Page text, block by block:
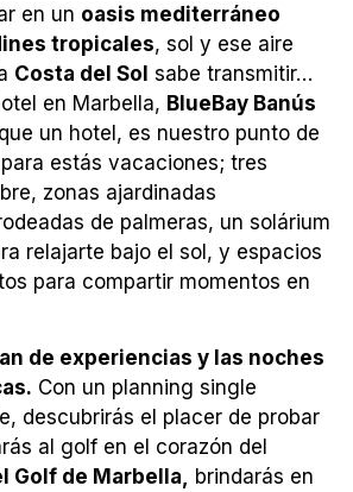
en un oasis mediterráneo
tropicales, sol y ese aire
Costa del Sol sabe transmitir…
en Marbella, BlueBay Banús
un hotel, es nuestro punto de
estás vacaciones; tres
zonas ajardinadas
de palmeras, un solárium
relajarte bajo el sol, y espacios
para compartir momentos en
de experiencias y las noches
Con un planning single
descubrirás el placer de probar
al golf en el corazón del
Golf de Marbella, brindarás en